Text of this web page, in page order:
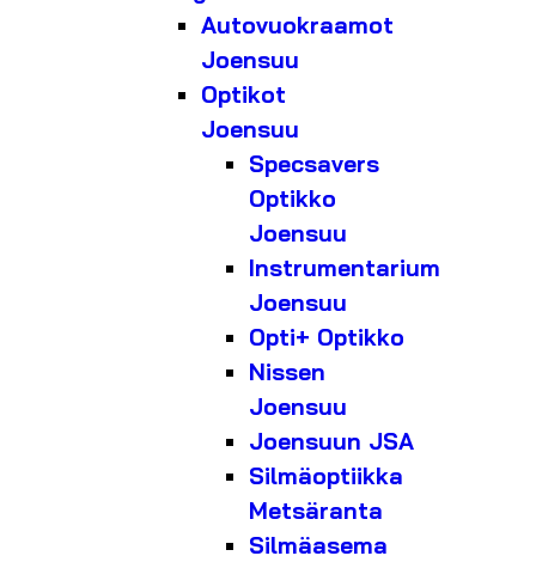
Autovuokraamot
Joensuu
Optikot
Joensuu
Specsavers
Optikko
Joensuu
Instrumentarium
Joensuu
Opti+ Optikko
Nissen
Joensuu
Joensuun JSA
Silmäoptiikka
Metsäranta
Silmäasema